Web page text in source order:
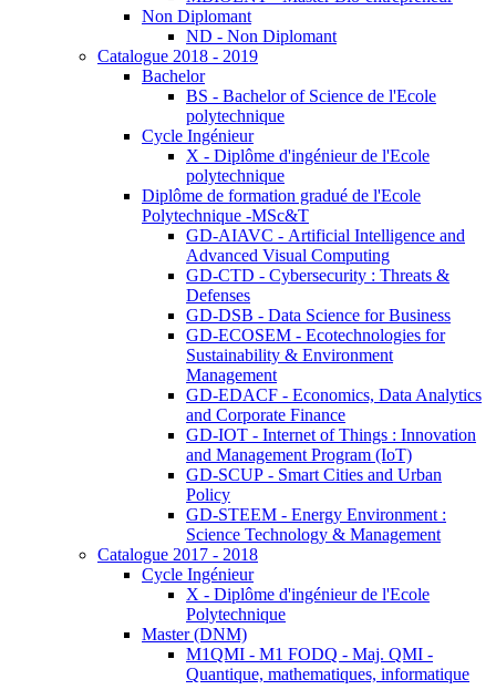
Non Diplomant
ND - Non Diplomant
Catalogue 2018 - 2019
Bachelor
BS - Bachelor of Science de l'Ecole
polytechnique
Cycle Ingénieur
X - Diplôme d'ingénieur de l'Ecole
polytechnique
Diplôme de formation gradué de l'Ecole
Polytechnique -MSc&T
GD-AIAVC - Artificial Intelligence and
Advanced Visual Computing
GD-CTD - Cybersecurity : Threats &
Defenses
GD-DSB - Data Science for Business
GD-ECOSEM - Ecotechnologies for
Sustainability & Environment
Management
GD-EDACF - Economics, Data Analytics
and Corporate Finance
GD-IOT - Internet of Things : Innovation
and Management Program (IoT)
GD-SCUP - Smart Cities and Urban
Policy
GD-STEEM - Energy Environment :
Science Technology & Management
Catalogue 2017 - 2018
Cycle Ingénieur
X - Diplôme d'ingénieur de l'Ecole
Polytechnique
Master (DNM)
M1QMI - M1 FODQ - Maj. QMI -
Quantique, mathematiques, informatique